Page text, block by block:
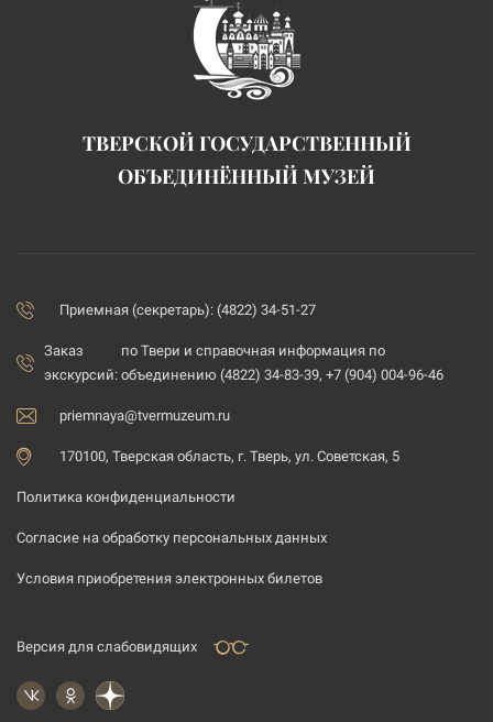
ТВЕРСКОЙ ГОСУДАРСТВЕННЫЙ
ОБЪЕДИНЁННЫЙ МУЗЕЙ
Приемная (секретарь): (4822) 34-51-27
Заказ
экскурсий:
по Твери и справочная информация по
объединению (4822) 34-83-39, +7 (904) 004-96-46
priemnaya@tvermuzeum.ru
170100, Тверская область, г. Тверь, ул. Советская, 5
Политика конфиденциальности
Согласие на обработку персональных данных
Условия приобретения электронных билетов
Версия для слабовидящих